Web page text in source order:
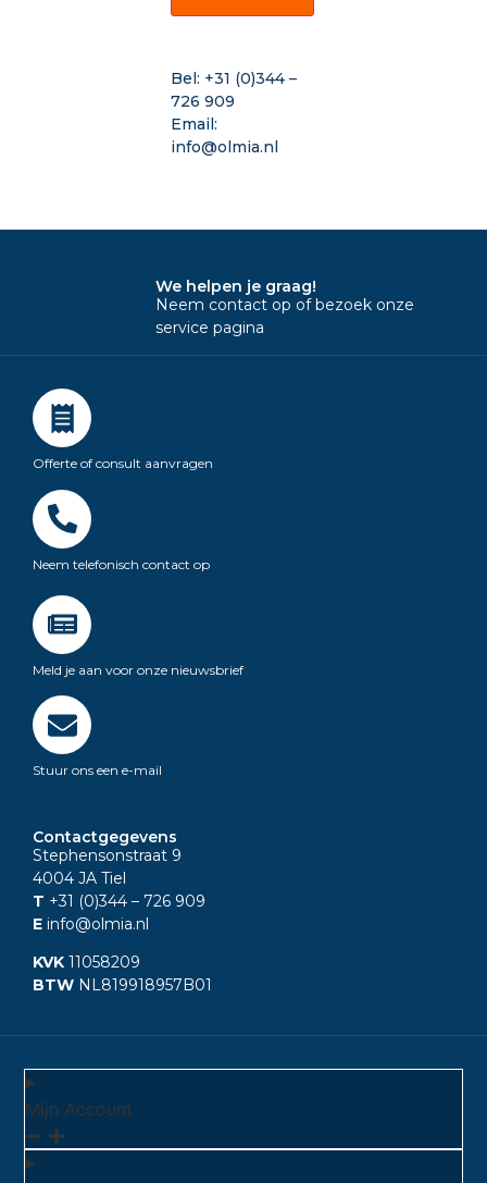
Bel: +31 (0)344 –
726 909
Email:
info@olmia.nl
We helpen je graag!
Neem contact op of bezoek onze
service pagina
Offerte of consult aanvragen
Neem telefonisch contact op
Meld je aan voor onze nieuwsbrief
Stuur ons een e-mail
Contactgegevens
Stephensonstraat 9
4004 JA Tiel
T +31 (0)344 – 726 909
E info@olmia.nl
KVK 11058209
BTW NL819918957B01
Mijn Account